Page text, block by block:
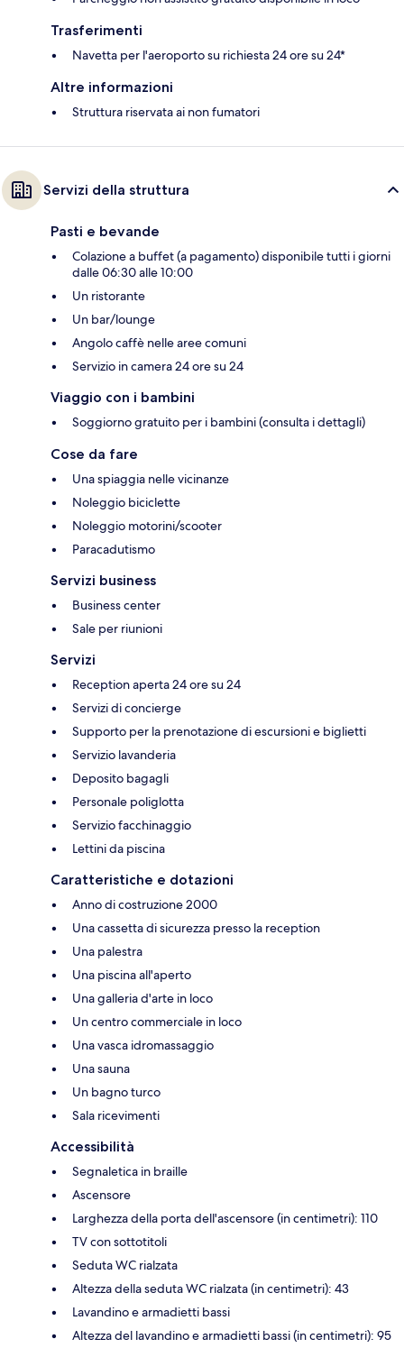
Trasferimenti
Navetta per l'aeroporto su richiesta 24 ore su 24*
Altre informazioni
Struttura riservata ai non fumatori
Servizi della struttura
Pasti e bevande
Colazione a buffet (a pagamento) disponibile tutti i giorni
dalle 06:30 alle 10:00
Un ristorante
Un bar/lounge
Angolo caffè nelle aree comuni
Servizio in camera 24 ore su 24
Viaggio con i bambini
Soggiorno gratuito per i bambini (consulta i dettagli)
Cose da fare
Una spiaggia nelle vicinanze
Noleggio biciclette
Noleggio motorini/scooter
Paracadutismo
Servizi business
Business center
Sale per riunioni
Servizi
Reception aperta 24 ore su 24
Servizi di concierge
Supporto per la prenotazione di escursioni e biglietti
Servizio lavanderia
Deposito bagagli
Personale poliglotta
Servizio facchinaggio
Lettini da piscina
Caratteristiche e dotazioni
Anno di costruzione 2000
Una cassetta di sicurezza presso la reception
Una palestra
Una piscina all'aperto
Una galleria d'arte in loco
Un centro commerciale in loco
Una vasca idromassaggio
Una sauna
Un bagno turco
Sala ricevimenti
Accessibilità
Segnaletica in braille
Ascensore
Larghezza della porta dell'ascensore (in centimetri): 110
TV con sottotitoli
Seduta WC rialzata
Altezza della seduta WC rialzata (in centimetri): 43
Lavandino e armadietti bassi
Altezza del lavandino e armadietti bassi (in centimetri): 95